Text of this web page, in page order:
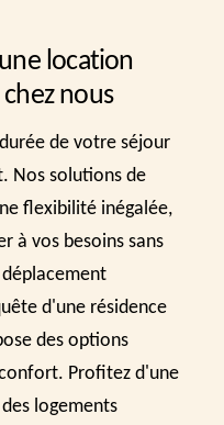
location
nous
de votre séjour
Nos solutions de
flexibilité inégalée,
à vos besoins sans
d'une résidence
des options
Profitez d'une
logements